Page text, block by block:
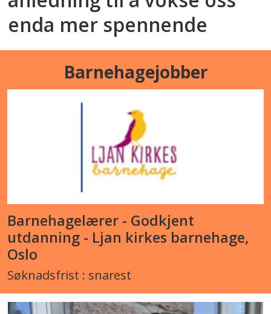
enda mer spennende
Barnehagejobber
Barnehagelærer - Godkjent
utdanning - Ljan kirkes barnehage,
Oslo
Søknadsfrist : snarest